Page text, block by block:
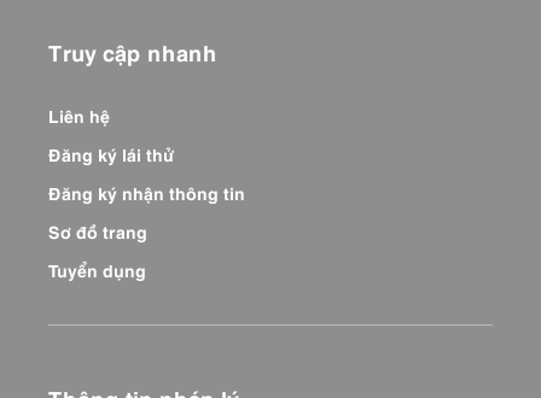
Truy cập nhanh
Liên hệ
Đăng ký lái thử
Đăng ký nhận thông tin
Sơ đồ trang
Tuyển dụng